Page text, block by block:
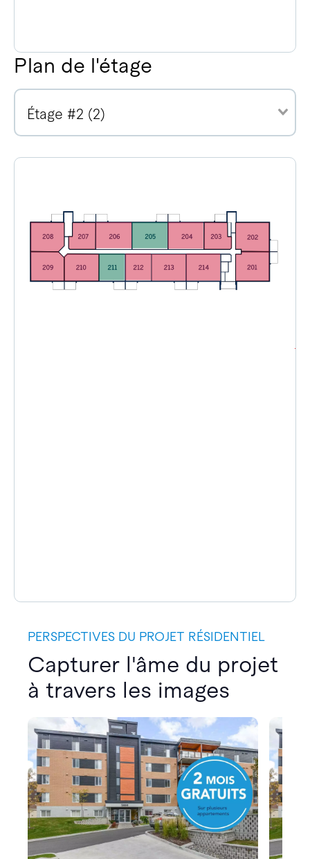
Plan de l'étage
Étage #2 (2)
PERSPECTIVES DU PROJET RÉSIDENTIEL
Capturer l'âme du projet
à travers les images